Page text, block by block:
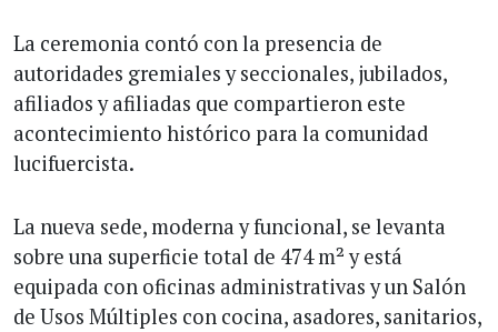
La ceremonia contó con la presencia de
autoridades gremiales y seccionales, jubilados,
afiliados y afiliadas que compartieron este
acontecimiento histórico para la comunidad
lucifuercista.
La nueva sede, moderna y funcional, se levanta
sobre una superficie total de 474 m² y está
equipada con oficinas administrativas y un Salón
de Usos Múltiples con cocina, asadores, sanitarios,